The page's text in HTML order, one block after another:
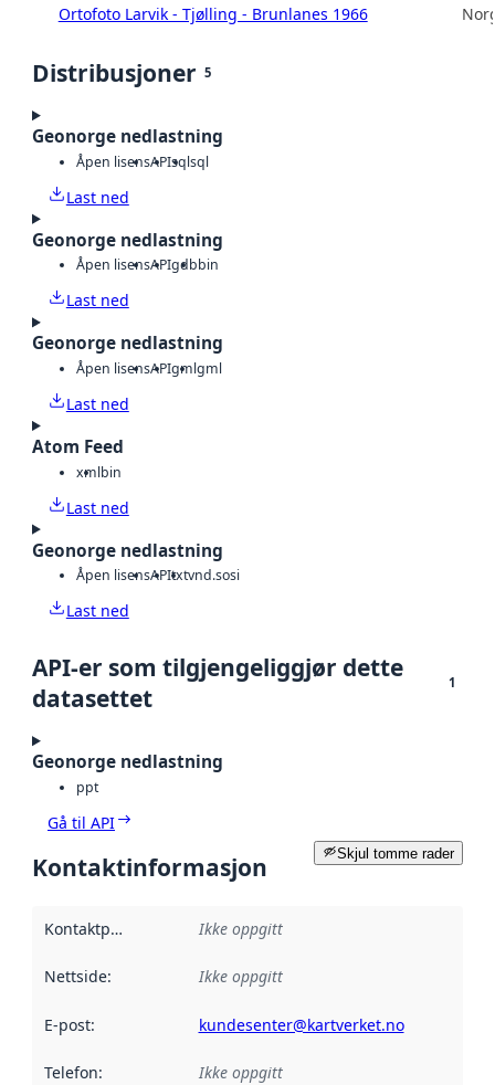
Ortofoto Larvik - Tjølling - Brunlanes 1966
Distribusjoner 5
Geonorge nedlastning
Åpen lisensAPIsqlsql
Last ned
Geonorge nedlastning
Åpen lisensAPIgdbbin
Last ned
Geonorge nedlastning
Åpen lisensAPIgmlgml
Last ned
Atom Feed
xmlbin
Last ned
Geonorge nedlastning
Åpen lisensAPItxtvnd.sosi
Last ned
API-er som tilgjengeliggjør dette
datasettet
1
Geonorge nedlastning
ppt
Gå til API
Skjul tomme rader
Kontaktinformasjon
Kontaktpunkt Ikke oppgitt
Nettside: Ikke oppgitt
E-post: kundesenter@kartverket.no
Telefon: Ikke oppgitt